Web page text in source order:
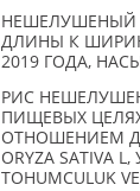
НЕШЕЛУШЕНЫЙ
ДЛИНЫ К
2019 ГОДА,
РИС
ПИЩЕВЫХ
ОТНОШЕНИЕМ
ORYZA SATIVA
TOHUMCULUK